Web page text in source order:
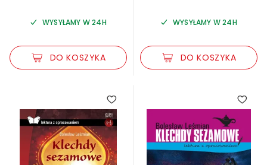
WYSYŁAMY W 24H
DO KOSZYKA
WYSYŁAMY W 24H
DO KOSZYKA